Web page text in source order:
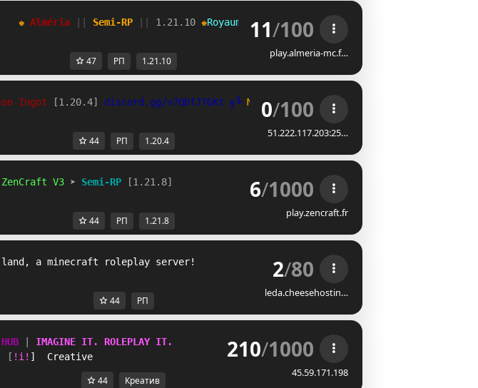
Alméria Semi-RP 1.21.10 ♚Royaume à découvrir, aventures à vivre !
11/100
play.almeria-mc.f…
47 РП 1.21.10
Ingot [1.20.4] discord.gg/v7QbfJTGKt ╗ ╚ Medieval fantasy roleplay!
0/100
51.222.117.203:25…
44 РП 1.20.4
ZenCraft V3 ➤ Semi-RP [1.21.8] 6/1000
play.zencraft.fr
44 РП 1.21.8
a minecraft roleplay server! 2/80
leda.cheesehostin…
44 РП
IMAGINE IT. ROLEPLAY IT.
[ !i! ] Creative 210/1000
45.59.171.198
44 Креатив